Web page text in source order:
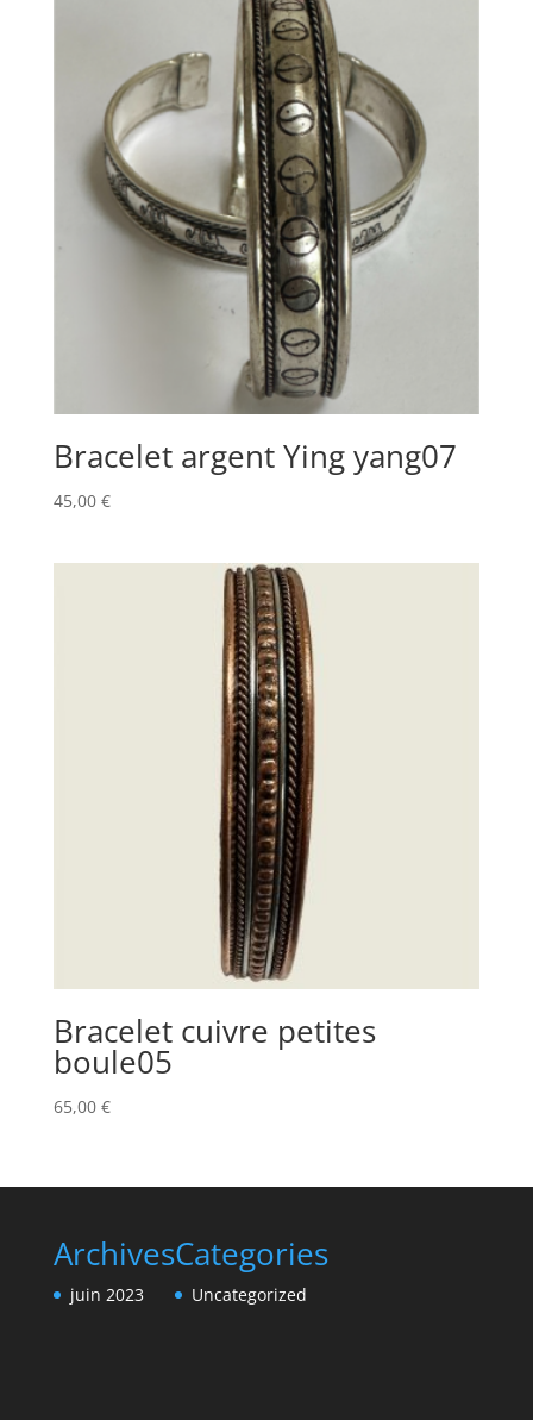
Bracelet argent Ying yang07
45,00 €
Bracelet cuivre petites
boule05
65,00 €
Archives
juin 2023
Categories
Uncategorized